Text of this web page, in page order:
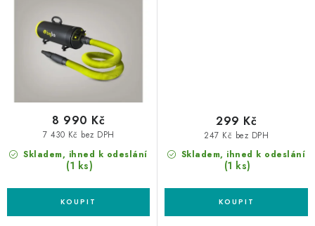
Skladem, ihned k odeslání
(1 ks)
7 430 Kč bez DPH
8 990 Kč
Skladem, ihned k odeslání
(1 ks)
247 Kč bez DPH
299 Kč